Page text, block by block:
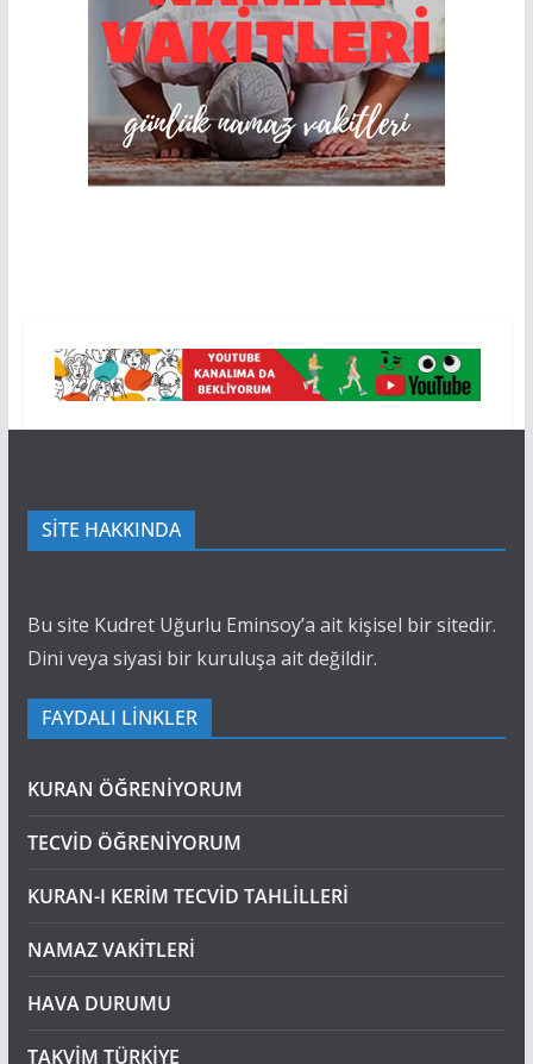
SİTE HAKKINDA
Bu site Kudret Uğurlu Eminsoy’a ait kişisel bir sitedir.
Dini veya siyasi bir kuruluşa ait değildir.
FAYDALI LİNKLER
KURAN ÖĞRENİYORUM
TECVİD ÖĞRENİYORUM
KURAN-I KERİM TECVİD TAHLİLLERİ
NAMAZ VAKİTLERİ
HAVA DURUMU
TAKVİM TÜRKİYE